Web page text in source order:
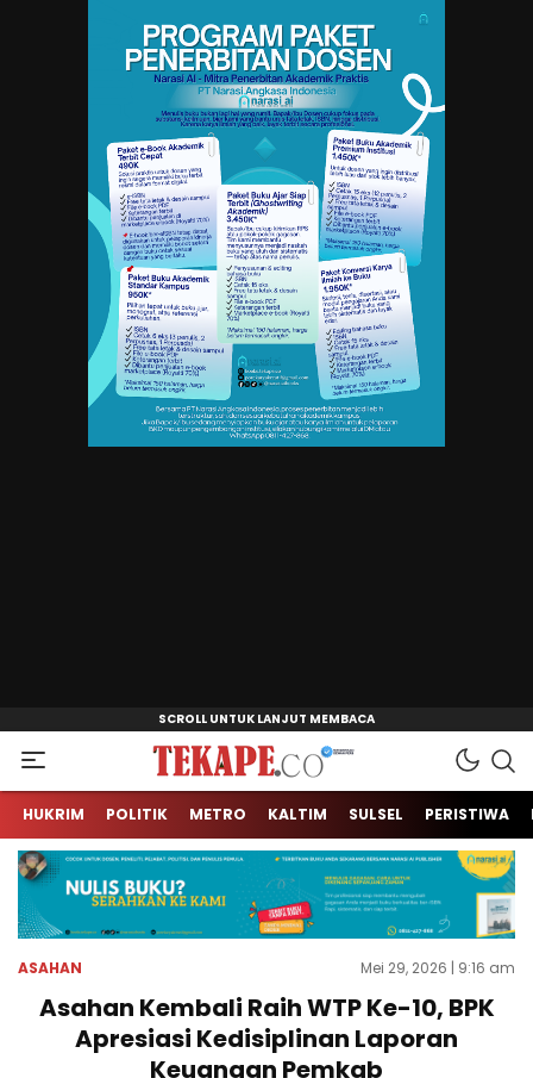
Tekape.co
Jendela Informasi Kita
HUKRIM POLITIK METRO KALTIM SULSEL PERISTIWA
ASAHAN Mei 29, 2026 | 9:16 am
Asahan Kembali Raih WTP Ke-10, BPK
Apresiasi Kedisiplinan Laporan
Keuangan Pemkab